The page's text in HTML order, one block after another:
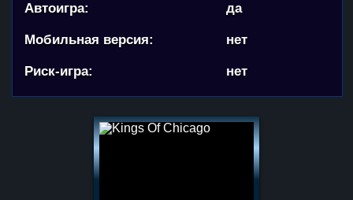
Автоигра: да
Мобильная версия: нет
Риск-игра: нет